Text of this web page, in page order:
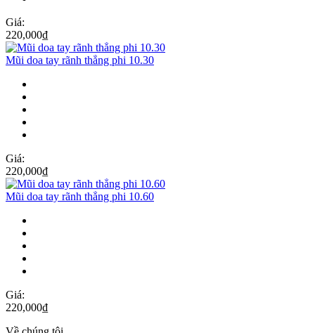
Giá:
220,000₫
Mũi doa tay rãnh thẳng phi 10.30
Giá:
220,000₫
Mũi doa tay rãnh thẳng phi 10.60
Giá:
220,000₫